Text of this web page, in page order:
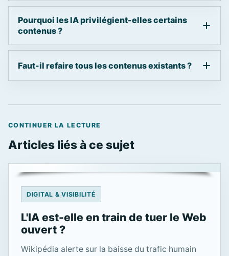
Pourquoi les IA privilégient-elles certains
contenus ?
Faut-il refaire tous les contenus existants ?
CONTINUER LA LECTURE
Articles liés à ce sujet
DIGITAL & VISIBILITÉ
L'IA est-elle en train de tuer le Web
ouvert ?
Wikipédia alerte sur la baisse du trafic humain